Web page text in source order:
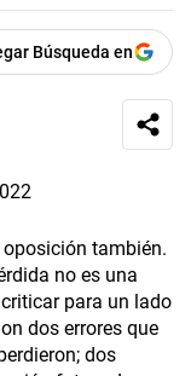
Búsqueda en
también.
no es una
para un lado
dos errores que
dos